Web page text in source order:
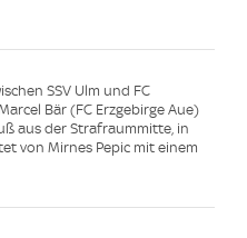
SSV Ulm und FC
Bär (FC Erzgebirge Aue)
aus der Strafraummitte, in
von Mirnes Pepic mit einem